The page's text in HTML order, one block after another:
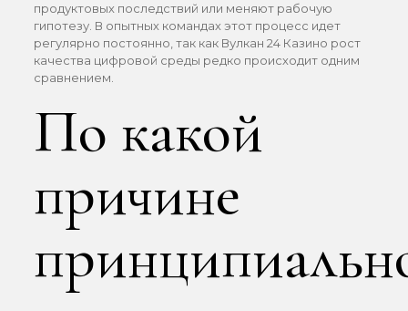
продуктовых последствий или меняют рабочую
гипотезу. В опытных командах этот процесс идет
регулярно постоянно, так как Вулкан 24 Казино рост
качества цифровой среды редко происходит одним
сравнением.
По какой
причине